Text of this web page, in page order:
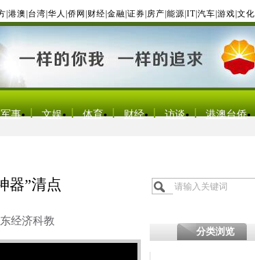
港澳 台湾 华人 侨网 财经 金融 证券 房产 能源 IT| 汽车 游戏 文化
军事 文娱 体育 财经 访谈 港澳台侨
器”清点
经济科教
分类浏览